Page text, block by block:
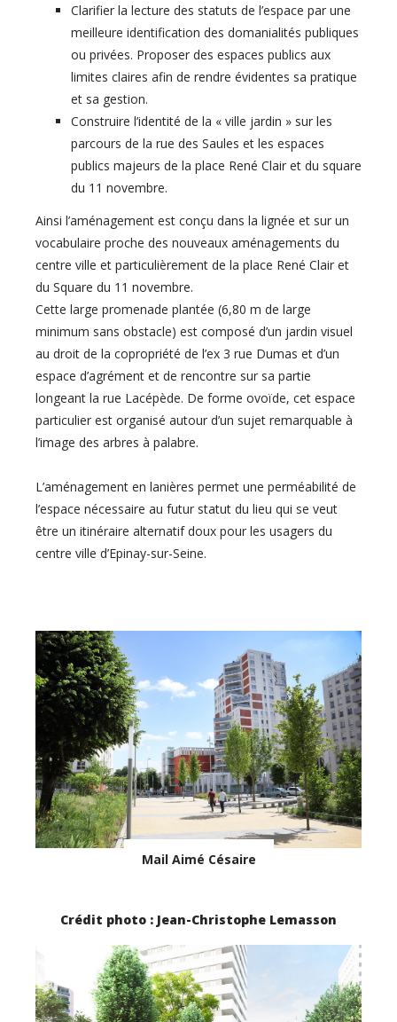
Clarifier la lecture des statuts de l’espace par une
meilleure identification des domanialités publiques
ou privées. Proposer des espaces publics aux
limites claires afin de rendre évidentes sa pratique
et sa gestion.
Construire l’identité de la « ville jardin » sur les
parcours de la rue des Saules et les espaces
publics majeurs de la place René Clair et du square
du 11 novembre.
Ainsi l’aménagement est conçu dans la lignée et sur un
vocabulaire proche des nouveaux aménagements du
centre ville et particulièrement de la place René Clair et
du Square du 11 novembre.
Cette large promenade plantée (6,80 m de large
minimum sans obstacle) est composé d’un jardin visuel
au droit de la copropriété de l’ex 3 rue Dumas et d’un
espace d’agrément et de rencontre sur sa partie
longeant la rue Lacépède. De forme ovoïde, cet espace
particulier est organisé autour d’un sujet remarquable à
l’image des arbres à palabre.
L’aménagement en lanières permet une perméabilité de
l’espace nécessaire au futur statut du lieu qui se veut
être un itinéraire alternatif doux pour les usagers du
centre ville d’Epinay-sur-Seine.
Mail Aimé Césaire
Crédit photo : Jean-Christophe Lemasson